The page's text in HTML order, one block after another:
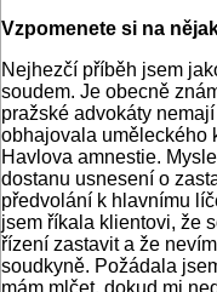
Vzpomenete si na
Nejhezčí příběh jsem
soudem. Je obecně
pražské advokáty
obhajovala uměleckého
Havlova amnestie.
dostanu usnesení o
předvolání k hlavnímu
jsem říkala klientovi, že
řízení zastavit a že
soudkyně. Požádala
mám mlčet, dokud mi